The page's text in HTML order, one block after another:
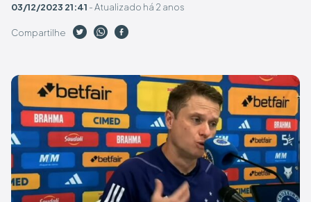
03/12/2023 21:41 - Atualizado há 2 anos
Compartilhe